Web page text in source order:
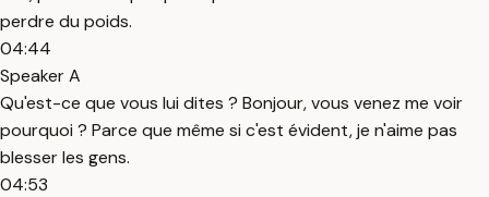
perdre du poids.
04:44
Speaker A
Qu'est-ce que vous lui dites ? Bonjour, vous venez me voir
pourquoi ? Parce que même si c'est évident, je n'aime pas
blesser les gens.
04:53